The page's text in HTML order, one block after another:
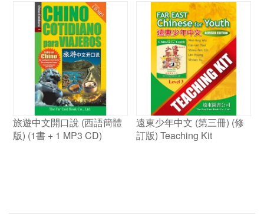
旅遊中文開口說 (西語簡體
版) (1書 + 1 MP3 CD)
遠東少年中文 (第三冊) (修
訂版) Teaching Kit